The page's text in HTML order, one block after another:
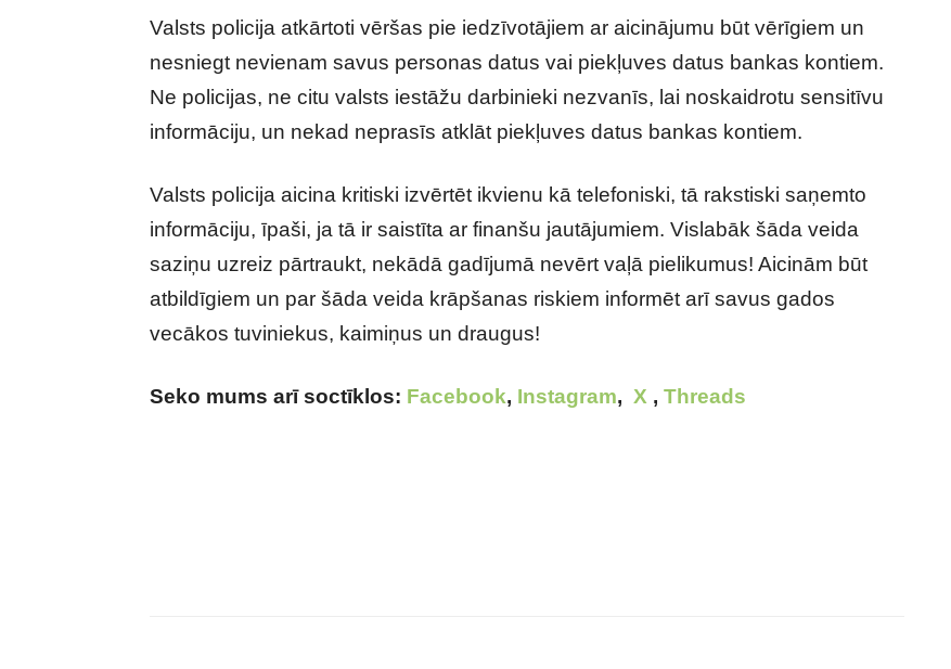
Valsts policija atkārtoti vēršas pie iedzīvotājiem ar aicinājumu būt vērīgiem un
nesniegt nevienam savus personas datus vai piekļuves datus bankas kontiem.
Ne policijas, ne citu valsts iestāžu darbinieki nezvanīs, lai noskaidrotu sensitīvu
informāciju, un nekad neprasīs atklāt piekļuves datus bankas kontiem.
Valsts policija aicina kritiski izvērtēt ikvienu kā telefoniski, tā rakstiski saņemto
informāciju, īpaši, ja tā ir saistīta ar finanšu jautājumiem. Vislabāk šāda veida
saziņu uzreiz pārtraukt, nekādā gadījumā nevērt vaļā pielikumus! Aicinām būt
atbildīgiem un par šāda veida krāpšanas riskiem informēt arī savus gados
vecākos tuviniekus, kaimiņus un draugus!
Seko mums arī soctīklos: Facebook, Instagram, X , Threads